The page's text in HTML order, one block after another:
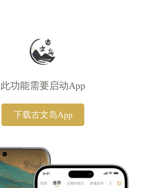
此功能需要启动App
下载古文岛App